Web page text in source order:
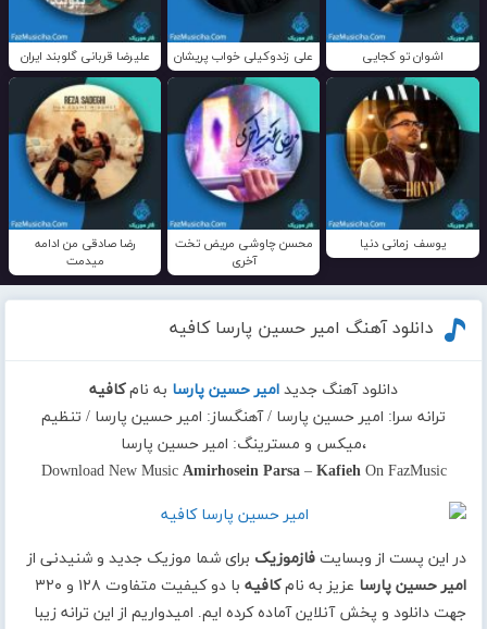
اشوان تو کجایی علی زندوکیلی خواب پریشان علیرضا قربانی گلوبند ایران
یوسف زمانی دنیا
محسن چاوشی مریض تخت
آخری
رضا صادقی من ادامه
میدمت
دانلود آهنگ امیر حسین پارسا کافیه
دانلود آهنگ جدید امیر حسین پارسا به نامکافیه
ترانه سرا: امیر حسین پارسا / آهنگساز: امیر حسین پارسا / تنظیم
،میکس و مسترینگ: امیر حسین پارسا
Download New Music Amirhosein Parsa– KafiehOn FazMusic
در این پست از وبسایتفازموزیک برای شما موزیک جدید و شنیدنی از
امیر حسین پارسا عزیز به نامکافیه
با دو کیفیت متفاوت ۱۲۸ و ۳۲۰
جهت دانلود و پخش آنلاین آماده کرده ایم. امیدواریم از این ترانه زیبا